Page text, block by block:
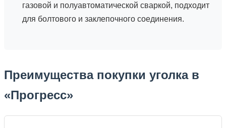
газовой и полуавтоматической сваркой, подходит
для болтового и заклепочного соединения.
Преимущества покупки уголка в
«Прогресс»